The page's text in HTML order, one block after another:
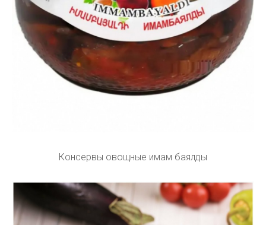
Консервы овощные имам баялды